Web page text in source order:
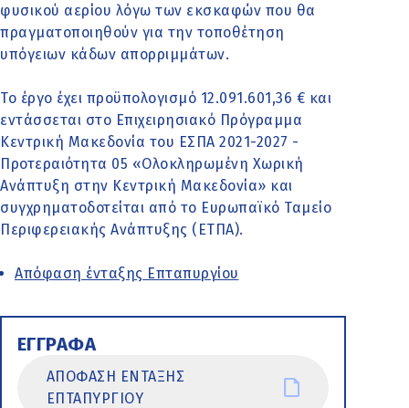
φυσικού αερίου λόγω των εκσκαφών που θα
πραγματοποιηθούν για την τοποθέτηση
υπόγειων κάδων απορριμμάτων.
Το έργο έχει προϋπολογισμό 12.091.601,36 € και
εντάσσεται στο Επιχειρησιακό Πρόγραμμα
Κεντρική Μακεδονία του ΕΣΠΑ 2021-2027 -
Προτεραιότητα 05 «Ολοκληρωμένη Χωρική
Ανάπτυξη στην Κεντρική Μακεδονία» και
συγχρηματοδοτείται από το Ευρωπαϊκό Ταμείο
Περιφερειακής Ανάπτυξης (ΕΤΠΑ).
Απόφαση ένταξης Επταπυργίου
ΕΓΓΡΑΦΑ
ΑΠΟΦΑΣΗ ΕΝΤΑΞΗΣ
ΕΠΤΑΠΥΡΓΙΟΥ